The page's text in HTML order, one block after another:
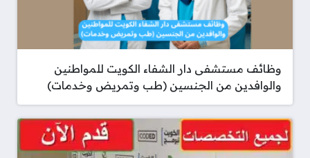
وظائف مستشفى دار الشفاء الكويت للمواطنين
والوافدين من الجنسين (طب وتمريض وخدمات)